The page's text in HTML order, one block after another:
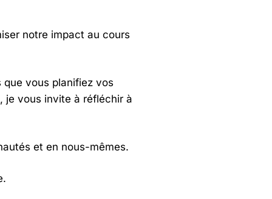
notre impact au cours
vous planifiez vos
je vous invite à réfléchir à
et en nous-mêmes.